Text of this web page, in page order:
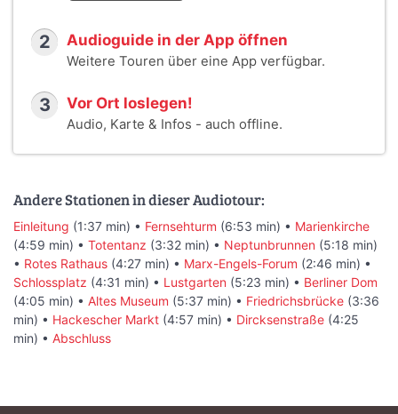
2 Audioguide in der App öffnen
Weitere Touren über eine App verfügbar.
3 Vor Ort loslegen!
Audio, Karte & Infos - auch offline.
Andere Stationen in dieser Audiotour:
Einleitung (1:37 min) • Fernsehturm (6:53 min) • Marienkirche
(4:59 min) • Totentanz (3:32 min) • Neptunbrunnen (5:18 min)
• Rotes Rathaus (4:27 min) • Marx-Engels-Forum (2:46 min) •
Schlossplatz (4:31 min) • Lustgarten (5:23 min) • Berliner Dom
(4:05 min) • Altes Museum (5:37 min) • Friedrichsbrücke (3:36
min) • Hackescher Markt (4:57 min) • Dircksenstraße (4:25
min) • Abschluss